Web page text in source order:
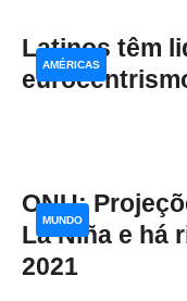
Latinos têm
AMÉRICAS
ONU:
La Niña e há
2021
MUNDO